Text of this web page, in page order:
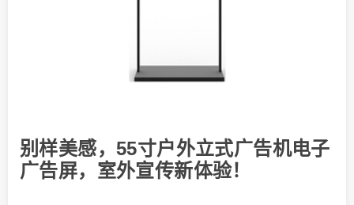
别样美感，55寸户外立式广告机电子
广告屏，室外宣传新体验！